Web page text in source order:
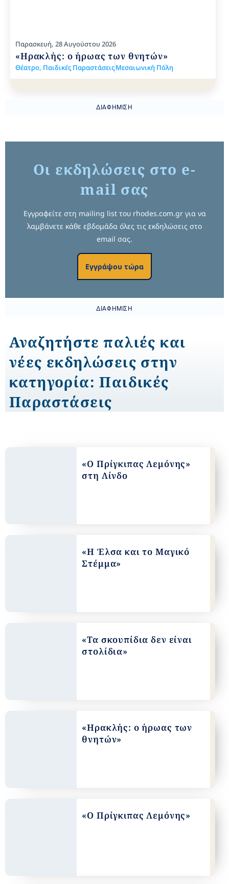
Παρασκευή, 28 Αυγούστου 2026
«Ηρακλής: ο ήρωας των θνητών»
Θέατρο, Παιδικές ΠαραστάσειςΜεσαιωνική Πόλη
ΔΙΑΦΉΜΙΣΗ
Οι εκδηλώσεις στο e-
mail σας
Εγγραφείτε στη mailing list του rhodes.com.gr για να
λαμβάνετε κάθε εβδομάδα όλες τις εκδηλώσεις στο
email σας.
Εγγράψου τώρα
ΔΙΑΦΉΜΙΣΗ
Αναζητήστε παλιές και
νέες εκδηλώσεις στην
κατηγορία: Παιδικές
Παραστάσεις
«Ο Πρίγκιπας Λεμόνης»
στη Λίνδο
«Η Έλσα και το Μαγικό
Στέμμα»
«Τα σκουπίδια δεν είναι
στολίδια»
«Ηρακλής: ο ήρωας των
θνητών»
«Ο Πρίγκιπας Λεμόνης»